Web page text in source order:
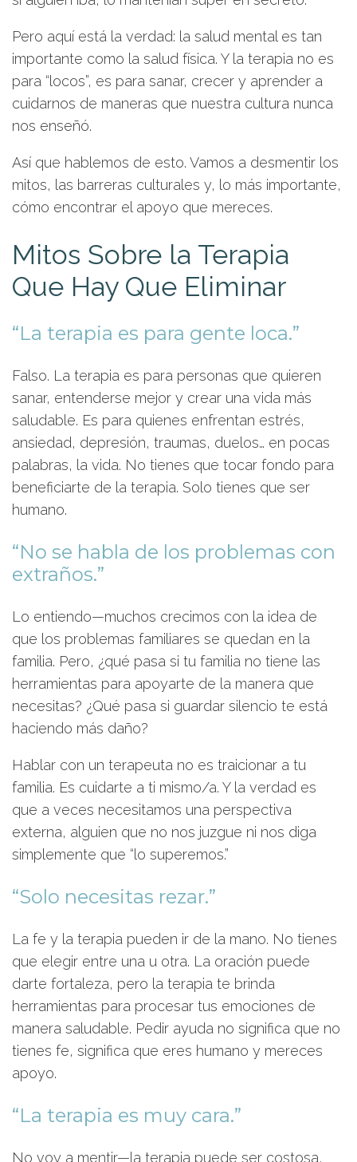
Pero aquí está la verdad: la salud mental es tan
importante como la salud física. Y la terapia no es
para “locos”, es para sanar, crecer y aprender a
cuidarnos de maneras que nuestra cultura nunca
nos enseñó.
Así que hablemos de esto. Vamos a desmentir los
mitos, las barreras culturales y, lo más importante,
cómo encontrar el apoyo que mereces.
Mitos Sobre la Terapia
Que Hay Que Eliminar
“La terapia es para gente loca.”
Falso. La terapia es para personas que quieren
sanar, entenderse mejor y crear una vida más
saludable. Es para quienes enfrentan estrés,
ansiedad, depresión, traumas, duelos… en pocas
palabras, la vida. No tienes que tocar fondo para
beneficiarte de la terapia. Solo tienes que ser
humano.
“No se habla de los problemas con
extraños.”
Lo entiendo—muchos crecimos con la idea de
que los problemas familiares se quedan en la
familia. Pero, ¿qué pasa si tu familia no tiene las
herramientas para apoyarte de la manera que
necesitas? ¿Qué pasa si guardar silencio te está
haciendo más daño?
Hablar con un terapeuta no es traicionar a tu
familia. Es cuidarte a ti mismo/a. Y la verdad es
que a veces necesitamos una perspectiva
externa, alguien que no nos juzgue ni nos diga
simplemente que “lo superemos.”
“Solo necesitas rezar.”
La fe y la terapia pueden ir de la mano. No tienes
que elegir entre una u otra. La oración puede
darte fortaleza, pero la terapia te brinda
herramientas para procesar tus emociones de
manera saludable. Pedir ayuda no significa que no
tienes fe, significa que eres humano y mereces
apoyo.
“La terapia es muy cara.”
No voy a mentir—la terapia puede ser costosa,